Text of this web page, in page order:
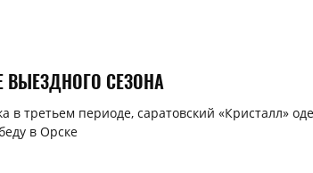
ВЫЕЗДНОГО СЕЗОНА
в третьем периоде, саратовский «Кристалл»
в Орске